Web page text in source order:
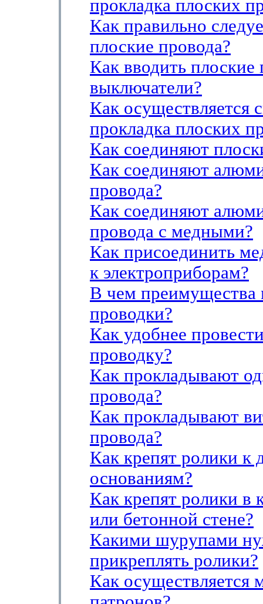
прокладка плоских
Как правильно
плоские провода?
Как вводить плоские
выключатели?
Как осуществляется
прокладка плоских
Как соединяют
Как соединяют
провода?
Как соединяют
провода с медными?
Как присоединить
к электроприборам?
В чем преимущества
проводки?
Как удобнее
проводку?
Как прокладывают
провода?
Как прокладывают
провода?
Как крепят ролики к
основаниям?
Как крепят ролики в
или бетонной стене?
Какими шурупами
прикреплять ролики?
Как осуществляется